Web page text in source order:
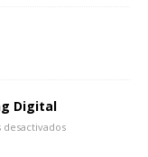
Digital